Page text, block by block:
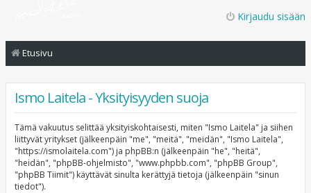
Kirjaudu sisään
Etusivu
Ismo Laitela - Yksityisyyden suoja
Tämä vakuutus selittää yksityiskohtaisesti, miten "Ismo Laitela" ja siihen
liittyvät yritykset (jälkeenpäin "me", "meitä", "meidän", "Ismo Laitela",
"https://ismolaitela.com") ja phpBB:n (jälkeenpäin "he", "heitä",
"heidän", "phpBB-ohjelmisto", "www.phpbb.com", "phpBB Group",
"phpBB Tiimit") käyttävät sinulta kerättyjä tietoja (jälkeenpäin "sinun
tiedot").